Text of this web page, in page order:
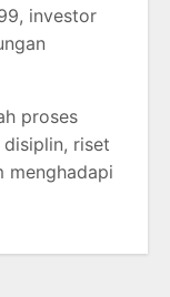
investor
proses
riset
menghadapi